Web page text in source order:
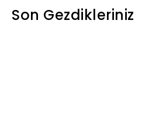
Son Gezdikleriniz